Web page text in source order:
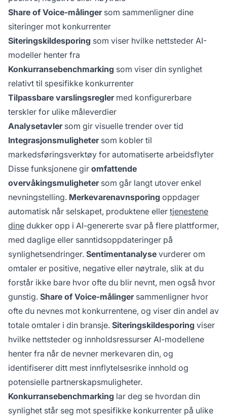
Share of Voice-målingersom sammenligner dine
siteringer mot konkurrenter
Siteringskildesporing som viser hvilke nettsteder AI-
modeller henter fra
Konkurransebenchmarking som viser din synlighet
relativt til spesifikke konkurrenter
Tilpassbare varslingsreglermed konfigurerbare
terskler for ulike måleverdier
Analysetavlersom gir visuelle trender over tid
Integrasjonsmulighetersom kobler til
markedsføringsverktøy for automatiserte arbeidsflyter
Disse funksjonene gir omfattende
overvåkingsmulighetersom går langt utover enkel
nevningstelling. Merkevarenavnsporing oppdager
automatisk når selskapet, produktene eller tjenestene
dine dukker opp i AI-genererte svar på flere plattformer,
med daglige eller sanntidsoppdateringer på
synlighetsendringer. Sentimentanalyse vurderer om
omtaler er positive, negative eller nøytrale, slik at du
forstår ikke bare hvor ofte du blir nevnt, men også hvor
gunstig. Share of Voice-målingersammenligner hvor
ofte du nevnes mot konkurrentene, og viser din andel av
totale omtaler i din bransje. Siteringskildesporing viser
hvilke nettsteder og innholdsressurser AI-modellene
henter fra når de nevner merkevaren din, og
identifiserer ditt mest innflytelsesrike innhold og
potensielle partnerskapsmuligheter.
Konkurransebenchmarking lar deg se hvordan din
synlighet står seg mot spesifikke konkurrenter på ulike